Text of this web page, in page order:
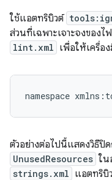
ใช้แอตทริบิวต์
ส่วนที่เฉพาะเจาะจงของ
lint.xml เพื่อให้เครื่อ
namespace
ตัวอย่างต่อไปนี้แสดงวิธีปิ
UnusedResources ใน
strings.xml แอตทริบิ